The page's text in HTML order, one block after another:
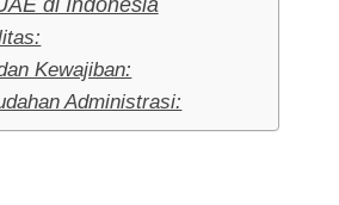
Kewajiban:
Administrasi: